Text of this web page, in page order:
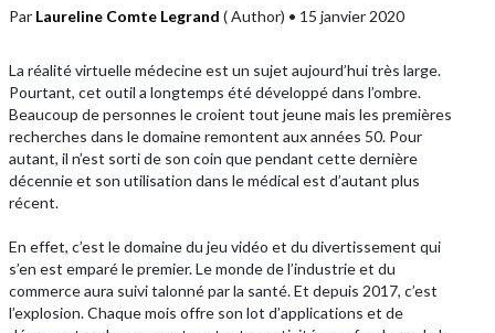
Par Laureline Comte Legrand ( Author) • 15 janvier 2020
La réalité virtuelle médecine est un sujet aujourd’hui très large.
Pourtant, cet outil a longtemps été développé dans l’ombre.
Beaucoup de personnes le croient tout jeune mais les premières
recherches dans le domaine remontent aux années 50. Pour
autant, il n’est sorti de son coin que pendant cette dernière
décennie et son utilisation dans le médical est d’autant plus
récent.
En effet, c’est le domaine du jeu vidéo et du divertissement qui
s’en est emparé le premier. Le monde de l’industrie et du
commerce aura suivi talonné par la santé. Et depuis 2017, c’est
l’explosion. Chaque mois offre son lot d’applications et de